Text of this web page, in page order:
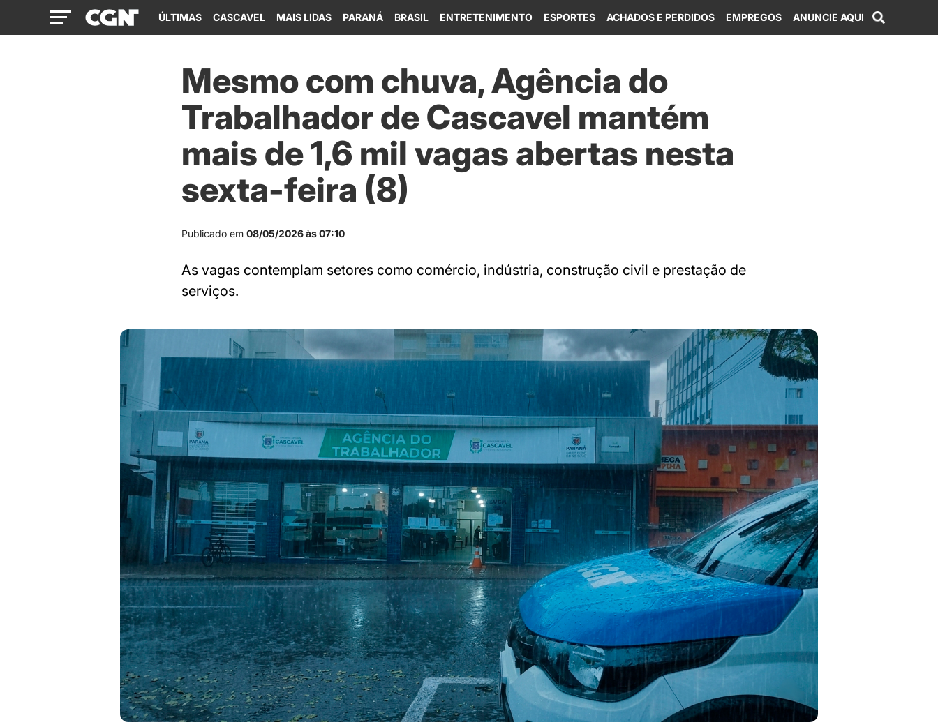
ÚLTIMAS CASCAVEL MAIS LIDAS PARANÁ BRASIL ENTRETENIMENTO ESPORTES ACHADOS E PERDIDOS EMPREGOS ANUNCIE AQUI
Mesmo com chuva, Agência do
Trabalhador de Cascavel mantém
mais de 1,6 mil vagas abertas nesta
sexta-feira (8)
Publicado em 08/05/2026 às 07:10
As vagas contemplam setores como comércio, indústria, construção civil e prestação de
serviços.